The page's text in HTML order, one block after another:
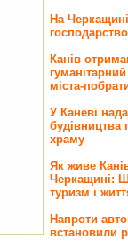
На
Канів
міста-
У Каневі
будівництва
храму
Як живе
Черкащині:
туризм і
Напроти
встановили